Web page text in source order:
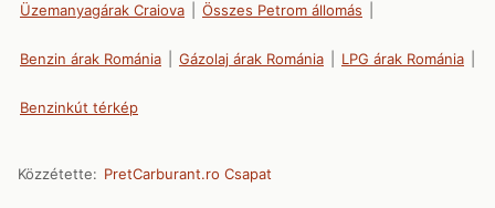
Üzemanyagárak Craiova Összes Petrom állomás
Benzin árak Románia Gázolaj árak Románia LPG árak Románia
Benzinkút térkép
Közzétette: PretCarburant.ro Csapat